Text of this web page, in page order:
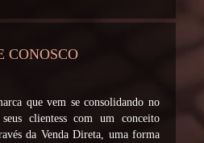
CONOSCO
que vem se consolidando no
clientess com um conceito
da Venda Direta, uma forma